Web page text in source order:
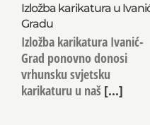
Izložba karikatura u
Gradu
Izložba karikatura Ivanić-
Grad ponovno donosi
vrhunsku svjetsku
karikaturu u naš[...]